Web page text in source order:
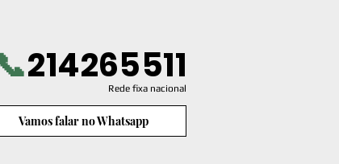
214265511
Rede fixa nacional
Vamos falar no Whatsapp